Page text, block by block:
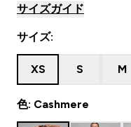
サイズガイド
サイズ:
XS S M
色: Cashmere